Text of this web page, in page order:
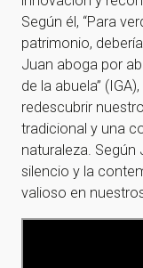
¡Gracias por
Según él, “Para
patrimonio,
Juan aboga por
de la abuela”
redescubrir
tradicional y una
naturaleza. Según
silencio y la
valioso en